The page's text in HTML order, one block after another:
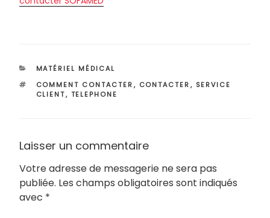
CATÉGORIES
MATÉRIEL MÉDICAL
ÉTIQUETTES
COMMENT CONTACTER, CONTACTER, SERVICE
CLIENT, TELEPHONE
Laisser un commentaire
Votre adresse de messagerie ne sera pas
publiée. Les champs obligatoires sont indiqués
avec *